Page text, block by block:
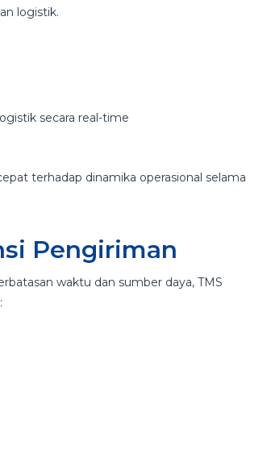
logistik.
secara real-time
terhadap dinamika operasional selama
Pengiriman
waktu dan sumber daya, TMS